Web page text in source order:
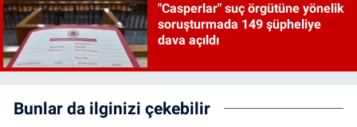
"Casperlar" suç örgütüne yönelik
soruşturmada 149 şüpheliye
dava açıldı
Bunlar da ilginizi çekebilir